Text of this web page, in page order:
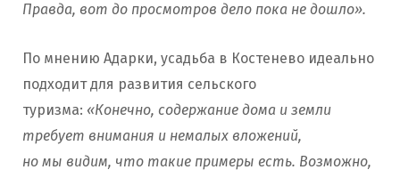
Правда, вот до просмотров дело пока не дошло».
По мнению Адарки, усадьба в Костенево идеально
подходит для развития сельского
туризма: «Конечно, содержание дома и земли
требует внимания и немалых вложений,
но мы видим, что такие примеры есть. Возможно,